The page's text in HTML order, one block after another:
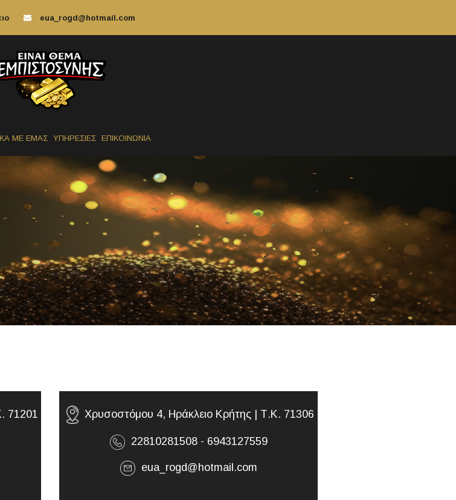
eua_rogd@hotmail.com
ΜΕ ΕΜΑΣ ΥΠΗΡΕΣΙΕΣ ΕΠΙΚΟΙΝΩΝΙΑ
71201 Χρυσοστόμου 4, Ηράκλειο Κρήτης | Τ.Κ. 71306
22810281508 - 6943127559
eua_rogd@hotmail.com